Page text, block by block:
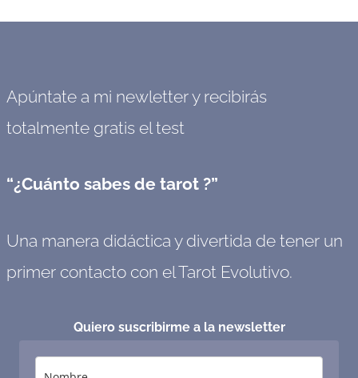
Apúntate a mi newletter y recibirás
totalmente gratis el test
“¿Cuánto sabes de tarot ?”
Una manera didáctica y divertida de tener un
primer contacto con el Tarot Evolutivo.
Quiero suscribirme a la newsletter